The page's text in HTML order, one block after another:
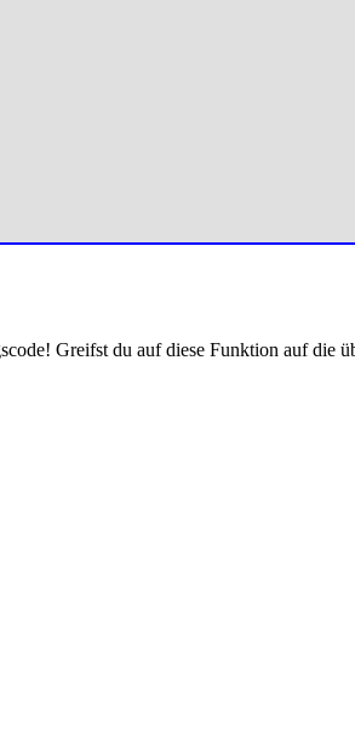
Greifst du auf diese Funktion auf die